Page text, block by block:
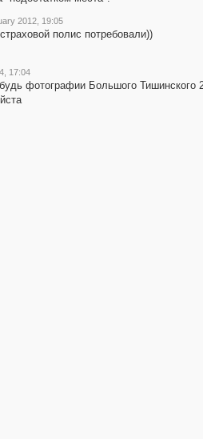
2012, 19:05
полис потребовали))
17:04
фотографии Большого Тишинского